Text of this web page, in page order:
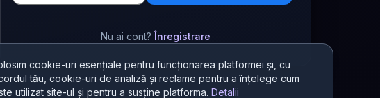
cookie-uri esențiale pentru funcționarea platformei și, cu
tău, cookie-uri de analiză și reclame pentru a înțelege cum
utilizat site-ul și pentru a susține platforma. Detalii
Nu ai cont? Înregistrare